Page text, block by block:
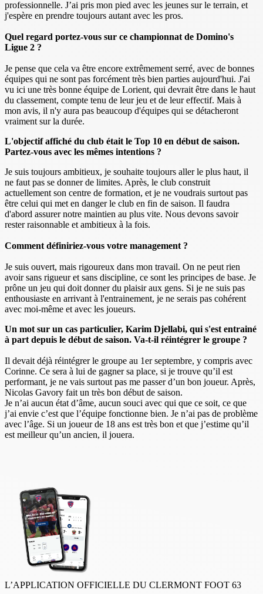
professionnelle. J’ai pris mon pied avec les jeunes sur le terrain, et
j'espère en prendre toujours autant avec les pros.
Quel regard portez-vous sur ce championnat de Domino's
Ligue 2 ?
Je pense que cela va être encore extrêmement serré, avec de bonnes
équipes qui ne sont pas forcément très bien parties aujourd'hui. J'ai
vu ici une très bonne équipe de Lorient, qui devrait être dans le haut
du classement, compte tenu de leur jeu et de leur effectif. Mais à
mon avis, il n'y aura pas beaucoup d'équipes qui se détacheront
vraiment sur la durée.
L'objectif affiché du club était le Top 10 en début de saison.
Partez-vous avec les mêmes intentions ?
Je suis toujours ambitieux, je souhaite toujours aller le plus haut, il
ne faut pas se donner de limites. Après, le club construit
actuellement son centre de formation, et je ne voudrais surtout pas
être celui qui met en danger le club en fin de saison. Il faudra
d'abord assurer notre maintien au plus vite. Nous devons savoir
rester raisonnable et ambitieux à la fois.
Comment définiriez-vous votre management ?
Je suis ouvert, mais rigoureux dans mon travail. On ne peut rien
avoir sans rigueur et sans discipline, ce sont les principes de base. Je
prône un jeu qui doit donner du plaisir aux gens. Si je ne suis pas
enthousiaste en arrivant à l'entrainement, je ne serais pas cohérent
avec moi-même et avec les joueurs.
Un mot sur un cas particulier, Karim Djellabi, qui s'est entrainé
à part depuis le début de saison. Va-t-il réintégrer le groupe ?
Il devait déjà réintégrer le groupe au 1er septembre, y compris avec
Corinne. Ce sera à lui de gagner sa place, si je trouve qu’il est
performant, je ne vais surtout pas me passer d’un bon joueur. Après,
Nicolas Gavory fait un très bon début de saison.
Je n’ai aucun état d’âme, aucun souci avec qui que ce soit, ce que
j’ai envie c’est que l’équipe fonctionne bien. Je n’ai pas de problème
avec l’âge. Si un joueur de 18 ans est très bon et que j’estime qu’il
est meilleur qu’un ancien, il jouera.
L’APPLICATION OFFICIELLE DU CLERMONT FOOT 63